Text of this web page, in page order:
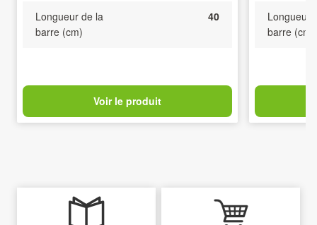
Longueur de la
barre (cm)
40
Voir le produit
Longueur
barre (cm)